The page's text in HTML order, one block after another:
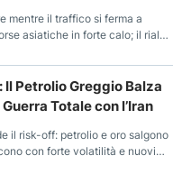
mentre il traffico si ferma a
asiatiche in forte calo; il rialzo
Il Petrolio Greggio Balza
Totale con l’Iran
il risk-off: petrolio e oro salgono
con forte volatilità e nuovi